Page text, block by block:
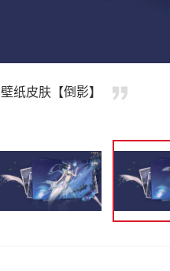
壁纸皮肤【倒影】